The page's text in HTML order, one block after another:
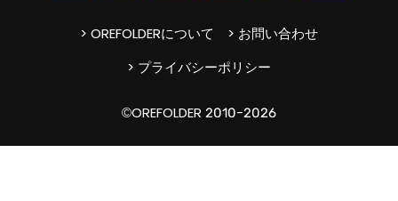
> OREFOLDERについて
> お問い合わせ
> プライバシーポリシー
©OREFOLDER 2010-2026